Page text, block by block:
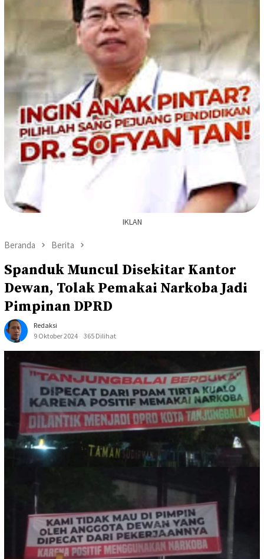
IKLAN
Beranda Berita
Spanduk Muncul Disekitar Kantor
Dewan, Tolak Pemakai Narkoba Jadi
Pimpinan DPRD
Redaksi
9 Oktober 2024
365 Dilihat